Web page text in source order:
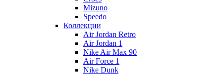
Mizuno
Speedo
Коллекции
Air Jordan Retro
Air Jordan 1
Nike Air Max 90
Air Force 1
Nike Dunk